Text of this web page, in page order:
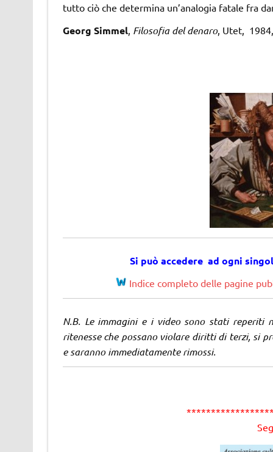
tutto ciò che determina un’analogia fatale fra
Georg Simmel Filosofia del denaro, Utet, 1984,
Si può accedere ad ogni
Indice completo delle pagine
N.B. Le immagini e i video sono stati reperiti
ritenesse che possano violare diritti di terzi, si
e saranno immediatamente rimossi.